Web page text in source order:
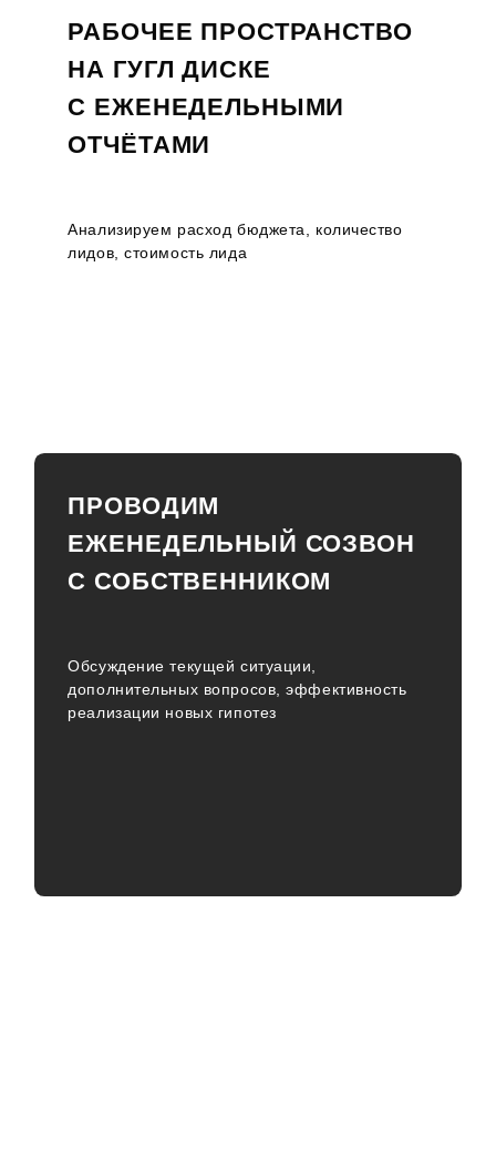
РАБОЧЕЕ ПРОСТРАНСТВО
НА ГУГЛ ДИСКЕ
С ЕЖЕНЕДЕЛЬНЫМИ
ОТЧЁТАМИ
Анализируем расход бюджета, количество
лидов, стоимость лида
ПРОВОДИМ
ЕЖЕНЕДЕЛЬНЫЙ СОЗВОН
С СОБСТВЕННИКОМ
Обсуждение текущей ситуации,
дополнительных вопросов, эффективность
реализации новых гипотез